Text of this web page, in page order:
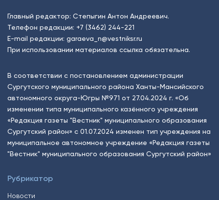
Главный редактор: Степыгин Антон Андреевич.
Телефон редакции: +7 (3462) 244-221
E-mail редакции: garaeva_n@vestniksr.ru
При использовании материалов ссылка обязательна.
В соответствии с постановлением администрации
Сургутского муниципального района Ханты-Мансийского
автономного округа-Югры №971 от 27.04.2024 г. «Об
изменении типа муниципального казённого учреждения
«Редакция газеты "Вестник" муниципального образования
Сургутский район» с 01.07.2024 изменен тип учреждения на
муниципальное автономное учреждение «Редакция газеты
"Вестник" муниципального образования Сургутский район»
Рубрикатор
Новости